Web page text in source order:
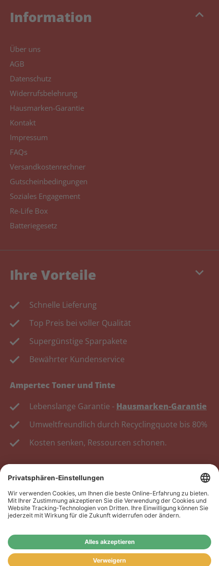
keyboard_arrow_up
Information
Über uns
AGB
Datenschutz
Widerrufsbelehrung
Hausmarken-Garantie
Kontakt
Impressum
FAQs
Versandkostenrechner
Gutscheinbedingungen
Soziales Engagement
Re-Life Box
Batteriegesetz
keyboard_arrow_down
Ihre Vorteile
Schnelle Lieferung
Top Preis bei voller Qualität
Supergünstige Sparpakete
Bewährter Kundenservice
Ampertec Toner und Tinte
Lebenslange Garantie - Hausmarken-Garantie
Umweltfreundlich durch Recyclingquote bis 80%
Kosten senken, Ressourcen schonen.
Wiederverkäufer:Das Angebot unseres Web-Shops
richtet sich nicht an Wiederverkäufer. Wenn Sie
Wiederverkäufer sind, registrieren Sie sich bitte in